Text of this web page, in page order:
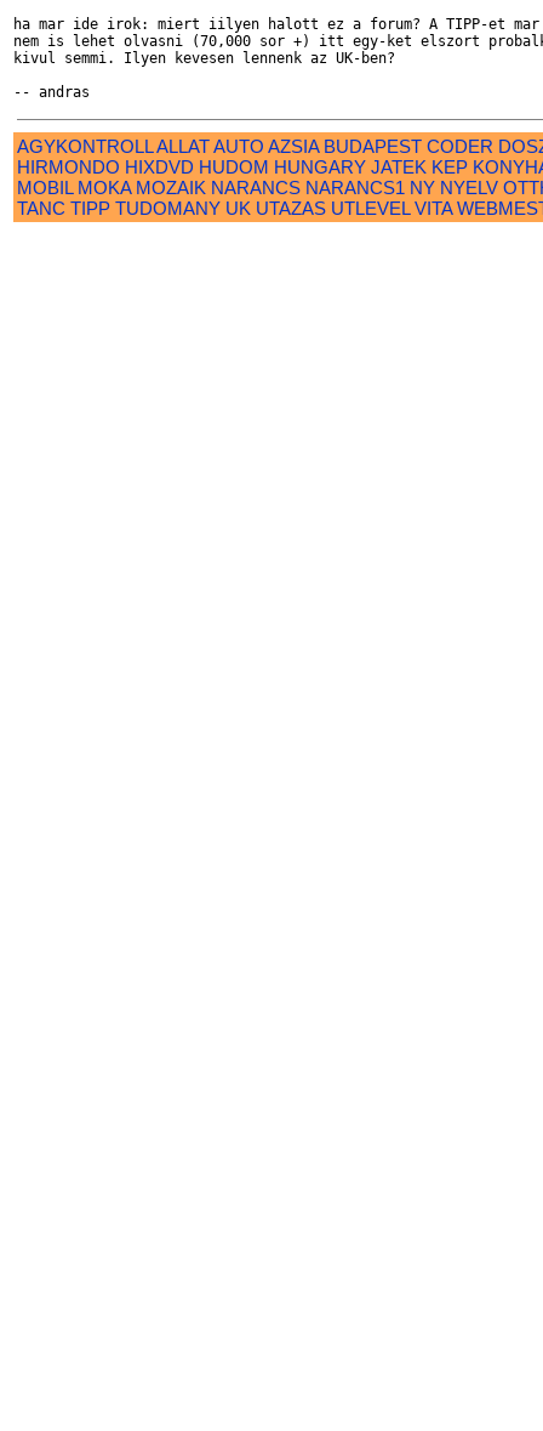
ha mar ide irok: miert iilyen halott ez a forum? A TIPP-et mar
nem is lehet olvasni (70,000 sor +) itt egy-ket elszort
kivul semmi. Ilyen kevesen lennenk az UK-ben?
AGYKONTROLLALLATAUTO AZSIA BUDAPEST CODER
HIRMONDO HIXDVD HUDOM HUNGARY JATEK KEP
MOBIL MOKA MOZAIK NARANCS NARANCS1 NY NYELV
TANC TIPP TUDOMANY UK UTAZAS UTLEVEL VITA